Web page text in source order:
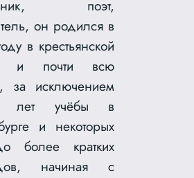
поэт,
он родился в
в крестьянской
и почти всю
за исключением
лет учёбы в
и некоторых
более кратких
начиная с